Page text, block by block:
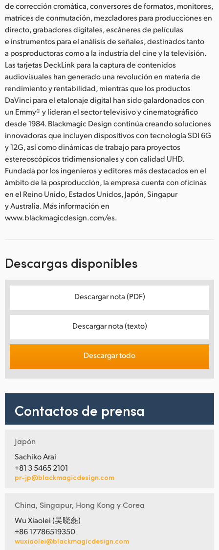
de corrección cromática, conversores de formatos, monitores,
matrices de conmutación, mezcladores para producciones en
directo, grabadores digitales, escáneres de películas
e instrumentos para el análisis de señales, destinados tanto
a posproductoras como a la industria del cine y la televisión.
Las tarjetas DeckLink para la captura de contenidos
audiovisuales han generado una revolución en materia de
rendimiento y rentabilidad, mientras que los productos
DaVinci para el etalonaje digital han sido galardonados con
un Emmy® y lideran el sector televisivo y cinematográfico
desde 1984. Blackmagic Design continúa creando soluciones
innovadoras que incluyen dispositivos con tecnología SDI 6G
y 12G, así como dinámicas de trabajo para proyectos
estereoscópicos tridimensionales y con calidad UHD.
Fundada por los ingenieros y editores más destacados en el
ámbito de la posproducción, la empresa cuenta con oficinas
en el Reino Unido, Estados Unidos, Japón, Singapur
y Australia. Más información en
www.blackmagicdesign.com/es.
Descargas disponibles
Descargar nota (PDF)
Descargar nota (texto)
Descargar todo
Contactos de prensa
Japón
Sachiko Arai
+81 3 5465 2101
pr-jp@blackmagicdesign.com
China, Singapur, Hong Kong y Corea
Wu Xiaolei (吴晓磊)
+86 17786519350
wuxiaolei@blackmagicdesign.com